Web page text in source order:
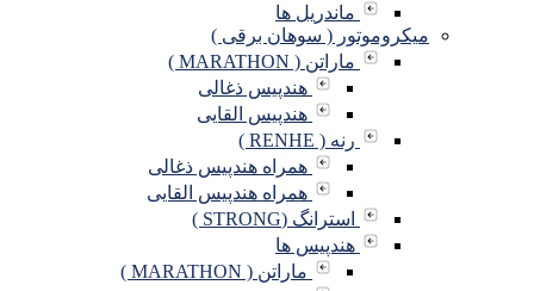
ماندریل ها
میکروموتور ( سوهان برقی )
ماراتن ( MARATHON )
هندپیس ذغالی
هندپیس القایی
رنه ( RENHE )
همراه هندپیس ذغالی
همراه هندپیس القایی
استرانگ (STRONG )
هندپیس ها
ماراتن ( MARATHON )